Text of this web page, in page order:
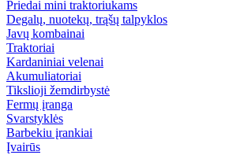
Priedai mini traktoriukams
Degalų, nuotekų, trąšų talpyklos
Javų kombainai
Traktoriai
Kardaniniai velenai
Akumuliatoriai
Tikslioji žemdirbystė
Fermų įranga
Svarstyklės
Barbekiu įrankiai
Įvairūs